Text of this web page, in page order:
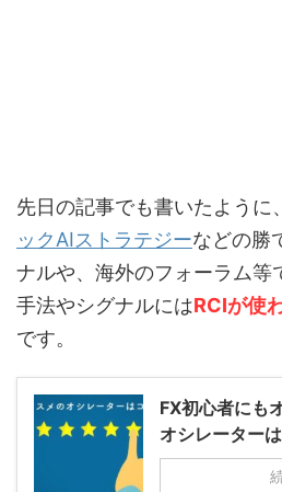
先日の記事でも書いたように、
ックAIストラテジーなどの勝
ナルや、海外のフォーラム等
手法やシグナルにはRCIが使
です。
FX初心者にも
オシレーター